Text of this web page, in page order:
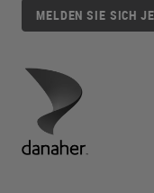
MELDEN SIE SICH